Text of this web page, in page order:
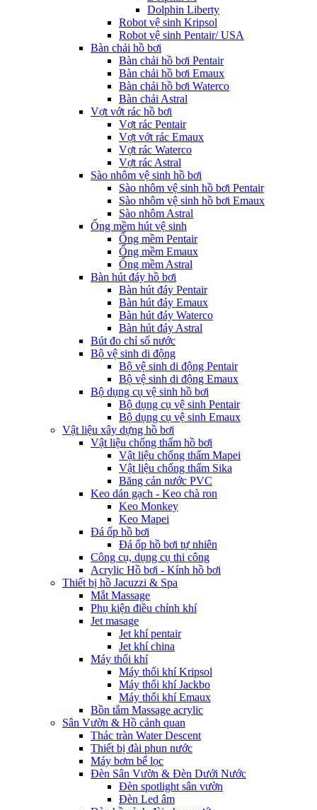
Dolphin Liberty
Robot vệ sinh Kripsol
Robot vệ sinh Pentair/ USA
Bàn chải hồ bơi
Bàn chải hồ bơi Pentair
Bàn chải hồ bơi Emaux
Bàn chải hồ bơi Waterco
Bàn chải Astral
Vợt vớt rác hồ bơi
Vợt rác Pentair
Vợt vớt rác Emaux
Vợt rác Waterco
Vợt rác Astral
Sào nhôm vệ sinh hồ bơi
Sào nhôm vệ sinh hồ bơi Pentair
Sào nhôm vệ sinh hồ bơi Emaux
Sào nhôm Astral
Ống mềm hút vệ sinh
Ống mềm Pentair
Ống mềm Emaux
Ống mềm Astral
Bàn hút đáy hồ bơi
Bàn hút đáy Pentair
Bàn hút đáy Emaux
Bàn hút đáy Waterco
Bàn hút đáy Astral
Bút đo chỉ số nước
Bộ vệ sinh di động
Bộ vệ sinh di động Pentair
Bộ vệ sinh di động Emaux
Bộ dụng cụ vệ sinh hồ bơi
Bộ dụng cụ vệ sinh Pentair
Bộ dụng cụ vệ sinh Emaux
Vật liệu xây dựng hồ bơi
Vật liệu chống thấm hồ bơi
Vật liệu chống thấm Mapei
Vật liệu chống thấm Sika
Băng cản nước PVC
Keo dán gạch - Keo chà ron
Keo Monkey
Keo Mapei
Đá ốp hồ bơi
Đá ốp hồ bơi tự nhiên
Công cụ, dụng cụ thi công
Acrylic Hồ bơi - Kính hồ bơi
Thiết bị hồ Jacuzzi & Spa
Mắt Massage
Phụ kiện điều chỉnh khí
Jet masage
Jet khí pentair
Jet khí china
Máy thổi khí
Máy thổi khí Kripsol
Máy thổi khí Jackbo
Máy thổi khí Emaux
Bồn tắm Massage acrylic
Sân Vườn & Hồ cảnh quan
Thác tràn Water Descent
Thiết bị đài phun nước
Máy bơm bể lọc
Đèn Sân Vườn & Đèn Dưới Nước
Đèn spotlight sân vườn
Đèn Led âm